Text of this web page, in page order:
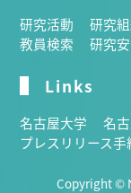
研究活動 研究
教員検索
研究
Links
名古屋大学 名
プレスリリース手
Copyright ©